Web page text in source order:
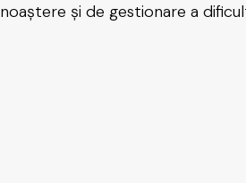
și de gestionare a